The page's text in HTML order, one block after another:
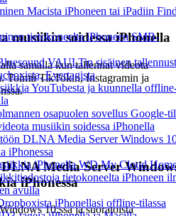
Macista iPhoneen tai iPadiin
tietokoneelta iPhoneen SMB-
VAULTin sisäinen
Evertagista
YouTubesta ja kuunnella
osapuolen sovellus Google-
musiikin soidessa iPhonella
DLNA Media Server Windows
iPhonessa
iPhonella WD My Cloud
tietokoneelta iPhoneen
avulla
iPhonellasi offline-tilassa
musiikin soidessa iPhonella
samalla kun tallennat videota
Toimii TikTokin, Instagramin ja
Media Server
iPhonessa
10:ssä ja suoratoista